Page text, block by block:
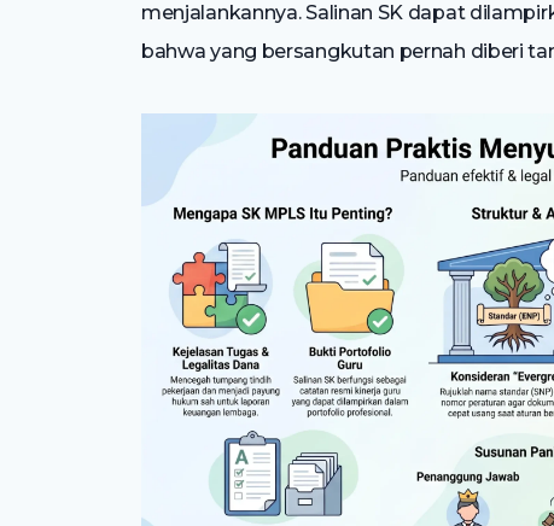
menjalankannya. Salinan SK dapat
bahwa yang bersangkutan pernah diberi